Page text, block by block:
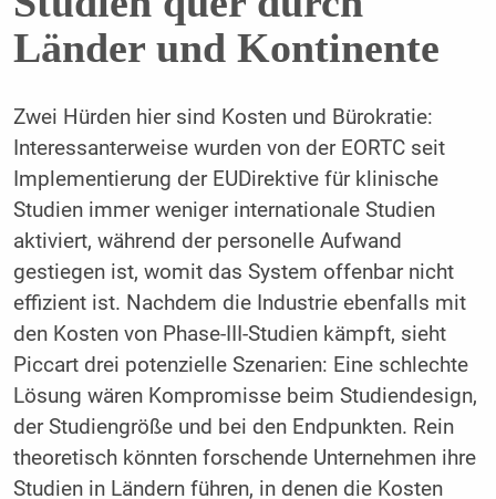
Länder und Kontinente
Zwei Hürden hier sind Kosten und Bürokratie:
Interessanterweise wurden von der EORTC seit
Implementierung der EUDirektive für klinische
Studien immer weniger internationale Studien
aktiviert, während der personelle Aufwand
gestiegen ist, womit das System offenbar nicht
effizient ist. Nachdem die Industrie ebenfalls mit
den Kosten von Phase-III-Studien kämpft, sieht
Piccart drei potenzielle Szenarien: Eine schlechte
Lösung wären Kompromisse beim Studiendesign,
der Studiengröße und bei den Endpunkten. Rein
theoretisch könnten forschende Unternehmen ihre
Studien in Ländern führen, in denen die Kosten